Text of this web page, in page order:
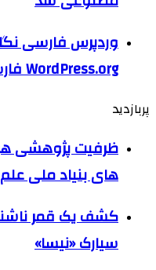
WordPress.org فارسی
پربازدید
ظرفیت پژوهشی
های بنیاد ملی
کشف یک قمر
سیارک «نیسا»